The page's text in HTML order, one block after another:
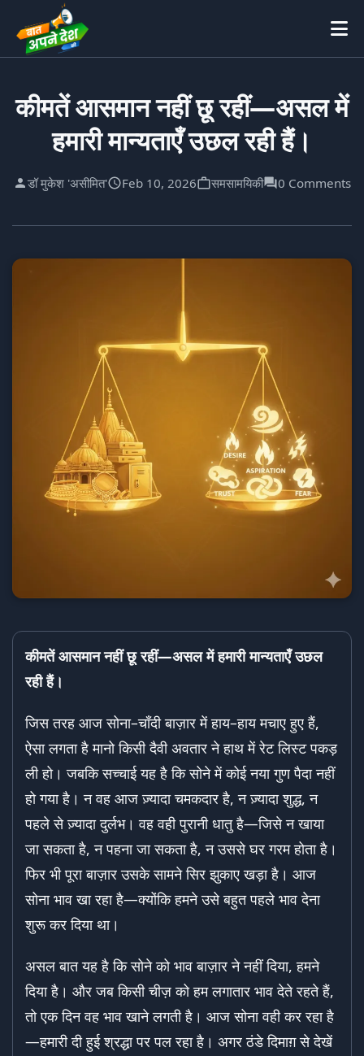
कीमतें आसमान नहीं छू रहीं—असल में
हमारी मान्यताएँ उछल रही हैं।
डॉ मुकेश 'असीमित' Feb 10, 2026 समसामयिकी 0 Comments
कीमतें आसमान नहीं छू रहीं—असल में हमारी मान्यताएँ उछल
रही हैं।
जिस तरह आज सोना–चाँदी बाज़ार में हाय–हाय मचाए हुए हैं,
ऐसा लगता है मानो किसी दैवी अवतार ने हाथ में रेट लिस्ट पकड़
ली हो। जबकि सच्चाई यह है कि सोने में कोई नया गुण पैदा नहीं
हो गया है। न वह आज ज़्यादा चमकदार है, न ज़्यादा शुद्ध, न
पहले से ज़्यादा दुर्लभ। वह वही पुरानी धातु है—जिसे न खाया
जा सकता है, न पहना जा सकता है, न उससे घर गरम होता है।
फिर भी पूरा बाज़ार उसके सामने सिर झुकाए खड़ा है। आज
सोना भाव खा रहा है—क्योंकि हमने उसे बहुत पहले भाव देना
शुरू कर दिया था।
असल बात यह है कि सोने को भाव बाज़ार ने नहीं दिया, हमने
दिया है। और जब किसी चीज़ को हम लगातार भाव देते रहते हैं,
तो एक दिन वह भाव खाने लगती है। आज सोना वही कर रहा है
—हमारी दी हुई श्रद्धा पर पल रहा है। अगर ठंडे दिमाग़ से देखें